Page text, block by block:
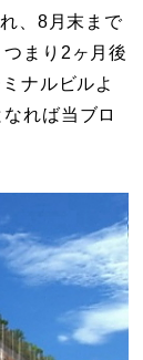
、8月末まで
まり2ヶ月後
ナルビルよ
れば当ブロ